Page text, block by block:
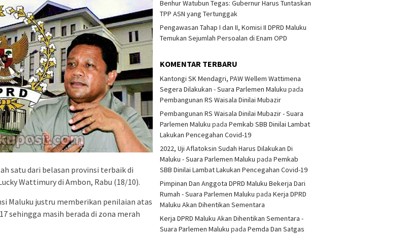
satu dari belasan provinsi terbaik di
Wattimury di Ambon, Rabu (18/10).
Maluku justru memberikan penilaian atas
sehingga masih berada di zona merah
Benhur Watubun Tegas: Gubernur Harus Tuntaskan
TPP ASN yang Tertunggak
Pengawasan Tahap I dan II, Komisi II DPRD Maluku
Temukan Sejumlah Persoalan di Enam OPD
KOMENTAR TERBARU
Kantongi SK Mendagri, PAW Wellem Wattimena
Segera Dilakukan - Suara Parlemen Maluku pada
Pembangunan RS Waisala Dinilai Mubazir
Pembangunan RS Waisala Dinilai Mubazir - Suara
Parlemen Maluku padaPemkab SBB Dinilai Lambat
Lakukan Pencegahan Covid-19
2022, Uji Aflatoksin Sudah Harus Dilakukan Di
Maluku - Suara Parlemen Maluku padaPemkab
SBB Dinilai Lambat Lakukan Pencegahan Covid-19
Pimpinan Dan Anggota DPRD Maluku Bekerja Dari
Rumah - Suara Parlemen Maluku padaKerja DPRD
Maluku Akan Dihentikan Sementara
Kerja DPRD Maluku Akan Dihentikan Sementara -
Suara Parlemen Maluku padaPemda Dan Satgas